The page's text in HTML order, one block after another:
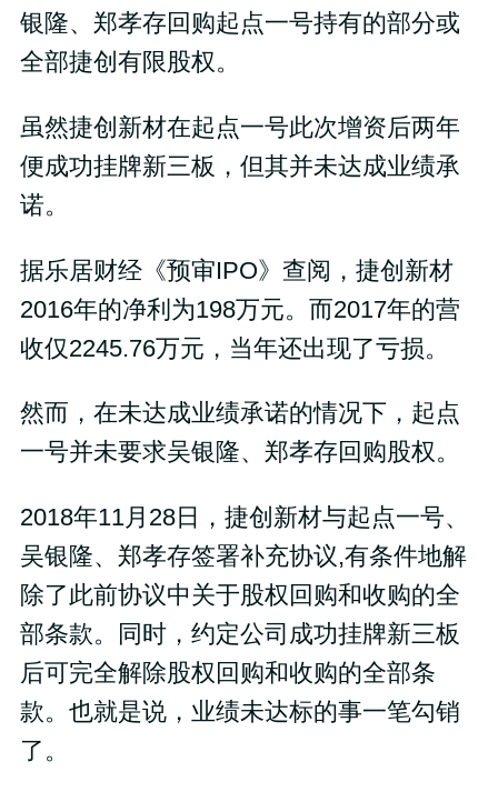
银隆、郑孝存回购起点一号持有的部分或
全部捷创有限股权。
虽然捷创新材在起点一号此次增资后两年
便成功挂牌新三板，但其并未达成业绩承
诺。
据乐居财经《预审IPO》查阅，捷创新材
2016年的净利为198万元。而2017年的营
收仅2245.76万元，当年还出现了亏损。
然而，在未达成业绩承诺的情况下，起点
一号并未要求吴银隆、郑孝存回购股权。
2018年11月28日，捷创新材与起点一号、
吴银隆、郑孝存签署补充协议,有条件地解
除了此前协议中关于股权回购和收购的全
部条款。同时，约定公司成功挂牌新三板
后可完全解除股权回购和收购的全部条
款。也就是说，业绩未达标的事一笔勾销
了。